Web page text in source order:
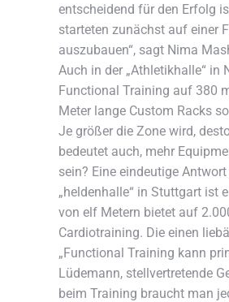
entscheidend für den Erfolg
starteten zunächst auf einer
auszubauen“, sagt Nima
Auch in der „Athletikhalle“
Functional Training auf 380
Meter lange Custom Racks
Je größer die Zone wird,
bedeutet auch, mehr
sein? Eine eindeutige
„heldenhalle“ in Stuttgart ist
von elf Metern bietet auf
Cardiotraining. Die einen
„Functional Training kann
Lüdemann, stellvertretende
beim Training braucht man